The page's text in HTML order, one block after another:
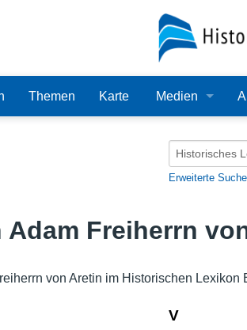
Themen Karte Medien
Audio
PDF
Alle Dateien
Erweiterte Suche
Adam Freiherrn
von Aretin im Historischen Lexikon
V